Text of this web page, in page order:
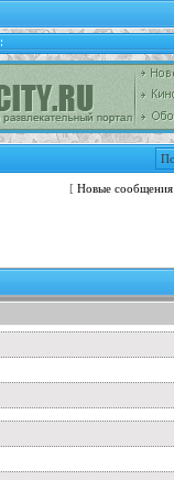
[ Новые сообщения